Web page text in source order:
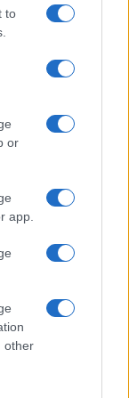
to
or
app.
other
ύπνο και